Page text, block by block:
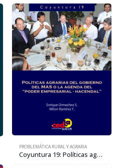
PROBLEMÁTICA RURAL Y AGRARIA
Coyuntura 19: Políticas agrarias del gobierno del MAS o la agenda del “poder empresarial – hacendal”